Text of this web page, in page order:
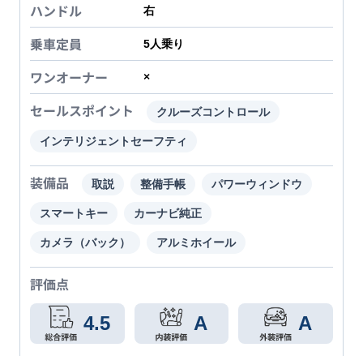
ハンドル 右
乗車定員 5人乗り
ワンオーナー ×
セールスポイント クルーズコントロール
インテリジェントセーフティ
装備品 取説 整備手帳 パワーウィンドウ
スマートキー カーナビ純正
カメラ（バック） アルミホイール
評価点
4.5 A A